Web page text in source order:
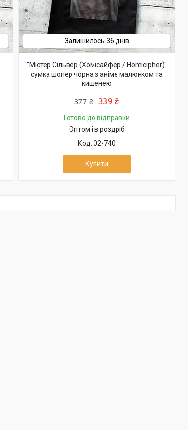
Залишилось 36 днів
"Містер Сільвер (Хомісайфер / Homicipher)"
сумка шопер чорна з аніме малюнком та
кишенею
377 ₴ 339 ₴
Готово до відправки
Оптом і в роздріб
02-740
Купити